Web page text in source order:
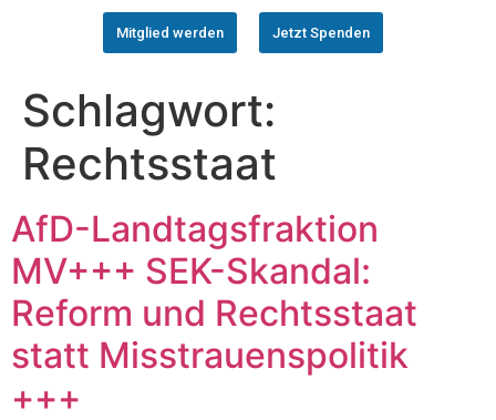
Mitglied werden Jetzt Spenden
Schlagwort:
Rechtsstaat
AfD-Landtagsfraktion
MV+++ SEK-Skandal:
Reform und Rechtsstaat
statt Misstrauenspolitik
+++